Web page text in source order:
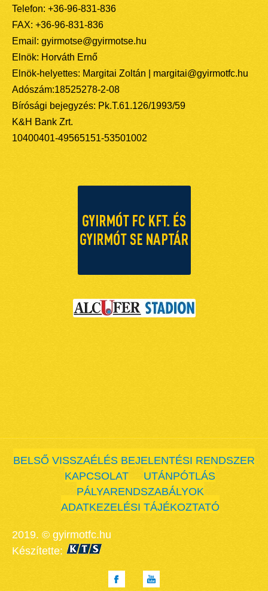
Telefon: +36-96-831-836
FAX: +36-96-831-836
Email: gyirmotse@gyirmotse.hu
Elnök: Horváth Ernő
Elnök-helyettes: Margitai Zoltán | margitai@gyirmotfc.hu
Adószám:18525278-2-08
Bírósági bejegyzés: Pk.T.61.126/1993/59
K&H Bank Zrt.
10400401-49565151-53501002
BELSŐ VISSZAÉLÉS BEJELENTÉSI RENDSZER
KAPCSOLAT
UTÁNPÓTLÁS
PÁLYARENDSZABÁLYOK
ADATKEZELÉSI TÁJÉKOZTATÓ
2019. © gyirmotfc.hu
Készítette: